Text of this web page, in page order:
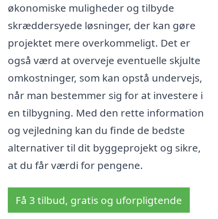
økonomiske muligheder og tilbyde
skræddersyede løsninger, der kan gøre
projektet mere overkommeligt. Det er
også værd at overveje eventuelle skjulte
omkostninger, som kan opstå undervejs,
når man bestemmer sig for at investere i
en tilbygning. Med den rette information
og vejledning kan du finde de bedste
alternativer til dit byggeprojekt og sikre,
at du får værdi for pengene.
Få 3 tilbud, gratis og uforpligtende